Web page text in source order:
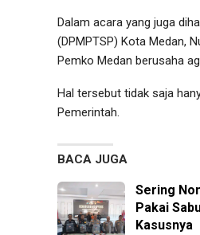
Dalam acara yang juga
(DPMPTSP) Kota Medan,
Pemko Medan berusaha
Hal tersebut tidak saja
Pemerintah.
BACA JUGA
Sering
Pakai
Kasusnya